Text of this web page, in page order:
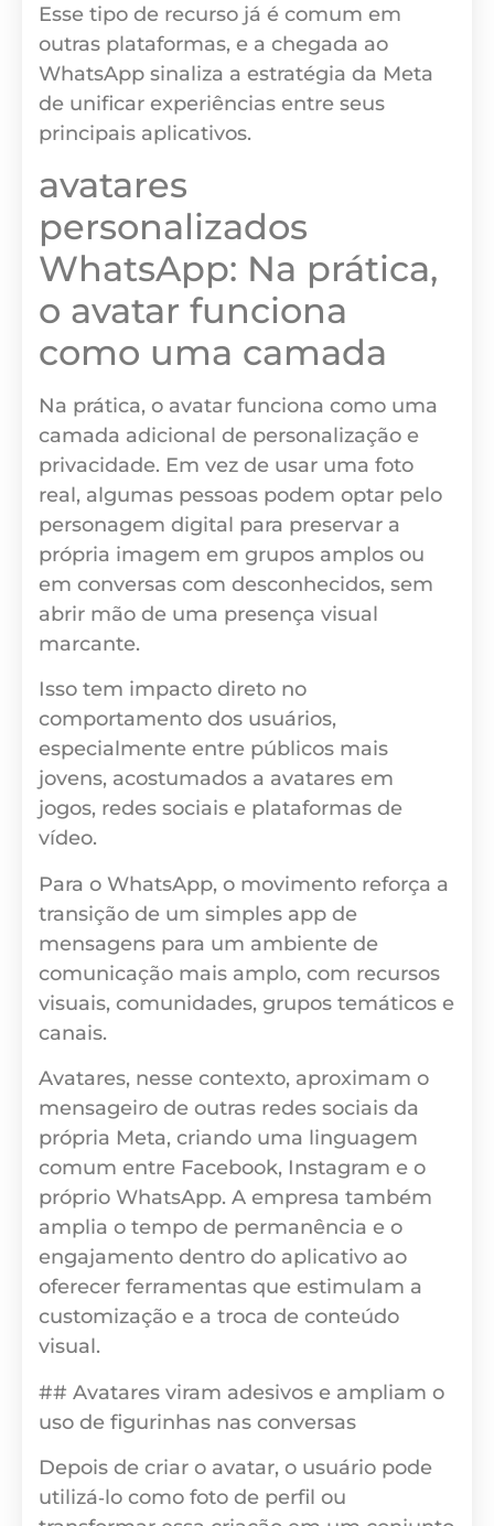
Esse tipo de recurso já é comum em
outras plataformas, e a chegada ao
WhatsApp sinaliza a estratégia da Meta
de unificar experiências entre seus
principais aplicativos.
avatares
personalizados
WhatsApp: Na prática,
o avatar funciona
como uma camada
Na prática, o avatar funciona como uma
camada adicional de personalização e
privacidade. Em vez de usar uma foto
real, algumas pessoas podem optar pelo
personagem digital para preservar a
própria imagem em grupos amplos ou
em conversas com desconhecidos, sem
abrir mão de uma presença visual
marcante.
Isso tem impacto direto no
comportamento dos usuários,
especialmente entre públicos mais
jovens, acostumados a avatares em
jogos, redes sociais e plataformas de
vídeo.
Para o WhatsApp, o movimento reforça a
transição de um simples app de
mensagens para um ambiente de
comunicação mais amplo, com recursos
visuais, comunidades, grupos temáticos e
canais.
Avatares, nesse contexto, aproximam o
mensageiro de outras redes sociais da
própria Meta, criando uma linguagem
comum entre Facebook, Instagram e o
próprio WhatsApp. A empresa também
amplia o tempo de permanência e o
engajamento dentro do aplicativo ao
oferecer ferramentas que estimulam a
customização e a troca de conteúdo
visual.
## Avatares viram adesivos e ampliam o
uso de figurinhas nas conversas
Depois de criar o avatar, o usuário pode
utilizá‑lo como foto de perfil ou